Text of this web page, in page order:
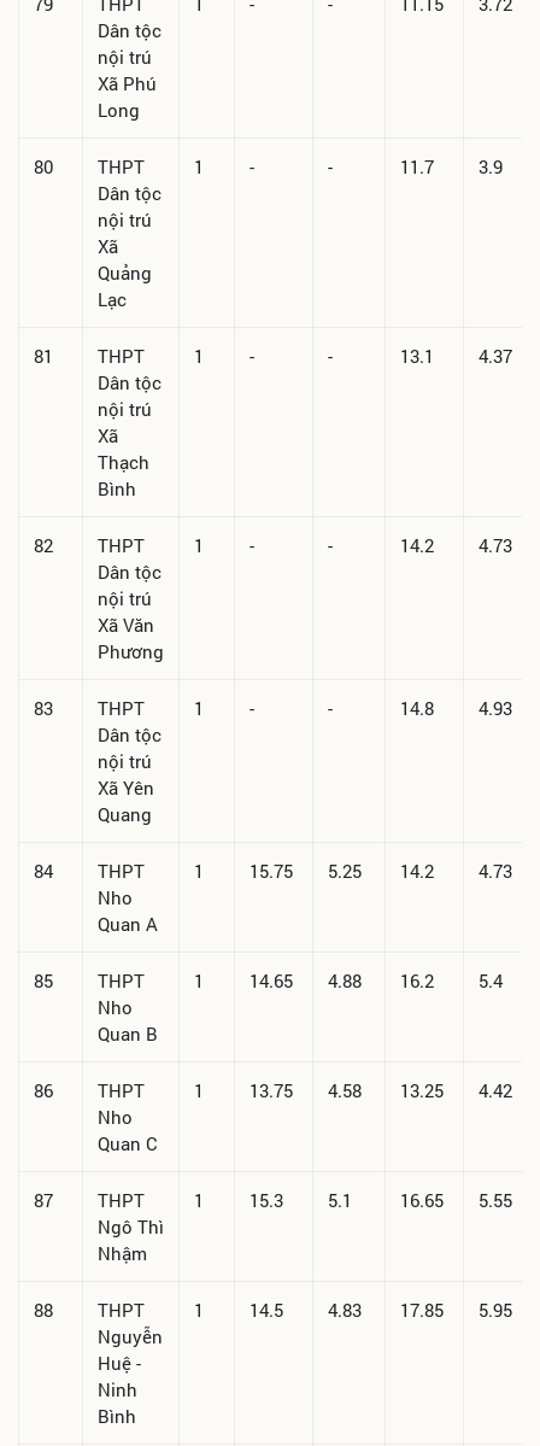
Dân tộc
nội trú
Xã Phú
Long
80
THPT
Dân tộc
nội trú
Xã
Quảng
Lạc
1 - - 11.7 3.9
81
THPT
Dân tộc
nội trú
Xã
Thạch
Bình
1 - - 13.1 4.37
82
THPT
Dân tộc
nội trú
Xã Văn
Phương
1 - - 14.2 4.73
83
THPT
Dân tộc
nội trú
Xã Yên
Quang
1 - - 14.8 4.93
84
THPT
Nho
Quan A
1 15.75 5.25 14.2 4.73
85
THPT
Nho
Quan B
1 14.65 4.88 16.2 5.4
86
THPT
Nho
Quan C
1 13.75 4.58 13.25 4.42
87
THPT
Ngô Thì
Nhậm
1 15.3 5.1 16.65 5.55
88
THPT
Nguyễn
Huệ -
Ninh
Bình
1 14.5 4.83 17.85 5.95